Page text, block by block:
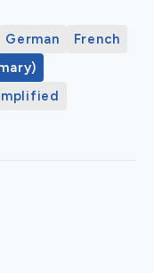
German
French